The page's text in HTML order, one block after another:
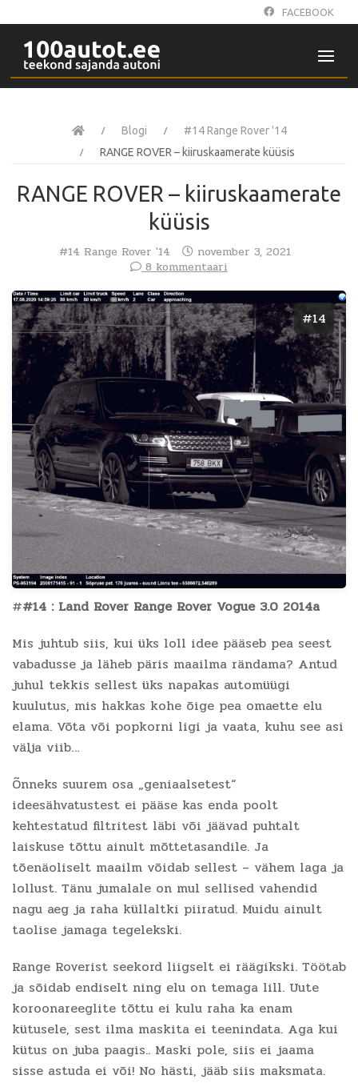
FACEBOOK
Blogi
#14 Range Rover '14
RANGE ROVER – kiiruskaamerate küüsis
RANGE ROVER – kiiruskaamerate
küüsis
#14 Range Rover '14
november 3, 2021
8 kommentaari
#14
##14 : Land Rover Range Rover Vogue 3.0 2014a
Mis juhtub siis, kui üks loll idee pääseb pea seest
vabadusse ja läheb päris maailma rändama? Antud
juhul tekkis sellest üks napakas automüügi
kuulutus, mis hakkas kohe õige pea omaette elu
elama. Võta või popkorni ligi ja vaata, kuhu see asi
välja viib…
Õnneks suurem osa „geniaalsetest“
ideesähvatustest ei pääse kas enda poolt
kehtestatud filtritest läbi või jäävad puhtalt
laiskuse tõttu ainult mõttetasandile. Ja
tõenäoliselt maailm võidab sellest – vähem laga ja
lollust. Tänu jumalale on mul sellised vahendid
nagu aeg ja raha küllaltki piiratud. Muidu ainult
taolise jamaga tegelekski.
Range Roverist seekord liigselt ei räägikski. Töötab
ja sõidab endiselt ning elu on temaga lill. Uute
koroonareeglite tõttu ei kulu raha ka enam
kütusele, sest ilma maskita ei teenindata. Aga kui
kütus on juba paagis.. Maski pole, siis ei jaama
sisse astuda ei või! No hästi, jääb siis maksmata.